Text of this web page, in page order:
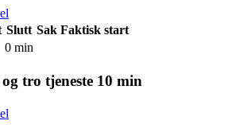
Slutt Sak Faktisk start
0 min
tro tjeneste 10 min